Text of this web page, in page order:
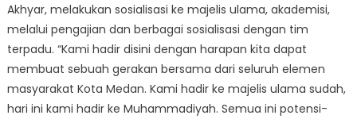
Akhyar, melakukan sosialisasi ke majelis ulama, akademisi,
melalui pengajian dan berbagai sosialisasi dengan tim
terpadu. “Kami hadir disini dengan harapan kita dapat
membuat sebuah gerakan bersama dari seluruh elemen
masyarakat Kota Medan. Kami hadir ke majelis ulama sudah,
hari ini kami hadir ke Muhammadiyah. Semua ini potensi-